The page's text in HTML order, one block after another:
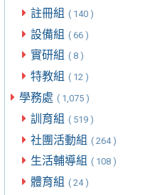
註冊組 ( 140 )
設備組 ( 66 )
實研組 ( 8 )
特教組 ( 12 )
學務處 ( 1,075 )
訓育組 ( 519 )
社團活動組 ( 264 )
生活輔導組 ( 108 )
體育組 ( 24 )